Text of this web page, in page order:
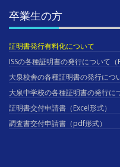
卒業生の方
証明書発行有料化について
ISSの各種証明書の発行について（
大泉校舎の各種証明書の発行につ
大泉中学校の各種証明書の発行に
証明書交付申請書（Excel形式）
調査書交付申請書（pdf形式）